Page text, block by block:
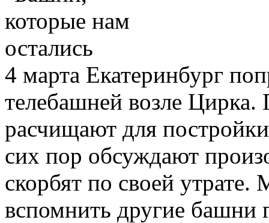
4 марта Екатеринбург
телебашней возле
расчищают для
сих пор обсуждают
скорбят по своей
вспомнить другие башни